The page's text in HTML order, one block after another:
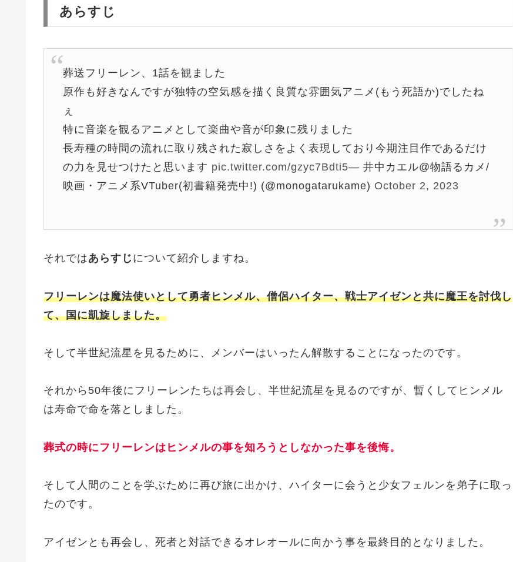
あらすじ
葬送フリーレン、1話を観ました
原作も好きなんですが独特の空気感を描く良質な雰囲気アニメ(もう死語か)でしたね
ぇ
特に音楽を観るアニメとして楽曲や音が印象に残りました
長寿種の時間の流れに取り残された寂しさをよく表現しており今期注目作であるだけ
の力を見せつけたと思います pic.twitter.com/gzyc7Bdti5— 井中カエル@物語るカメ/
映画・アニメ系VTuber(初書籍発売中!) (@monogatarukame) October 2, 2023
それではあらすじ について紹介しますね。
フリーレンは魔法使いとして勇者ヒンメル、僧侶ハイター、戦士アイゼンと共に魔王を討伐し
て、国に凱旋しました。
そして半世紀流星を見るために、メンバーはいったん解散することになったのです。
それから50年後にフリーレンたちは再会し、半世紀流星を見るのですが、暫くしてヒンメル
は寿命で命を落としました。
葬式の時にフリーレンはヒンメルの事を知ろうとしなかった事を後悔。
そして人間のことを学ぶために再び旅に出かけ、ハイターに会うと少女フェルンを弟子に取っ
たのです。
アイゼンとも再会し、死者と対話できるオレオールに向かう事を最終目的となりました。